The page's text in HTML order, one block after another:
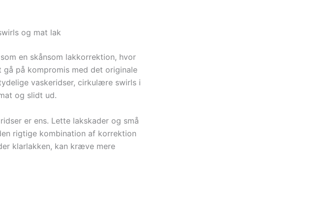
og mat lak
en skånsom lakkorrektion, hvor
på kompromis med det originale
vaskeridser, cirkulære swirls i
og slidt ud.
er ens. Lette lakskader og små
rigtige kombination af korrektion
klarlakken, kan kræve mere